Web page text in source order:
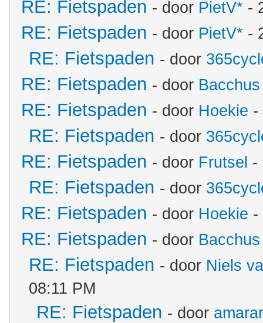
RE: Fietspaden - door PietV* -
RE: Fietspaden - door PietV* -
RE: Fietspaden - door
RE: Fietspaden - door Bacchus
RE: Fietspaden - door Hoekie -
RE: Fietspaden - door
RE: Fietspaden - door Frutsel -
RE: Fietspaden - door
RE: Fietspaden - door Hoekie -
RE: Fietspaden - door Bacchus
RE: Fietspaden - door Niels
08:11 PM
RE: Fietspaden - door